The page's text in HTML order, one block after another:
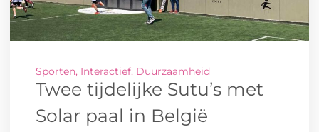
Sporten, Interactief, Duurzaamheid
Twee tijdelijke Sutu’s met
Solar paal in België